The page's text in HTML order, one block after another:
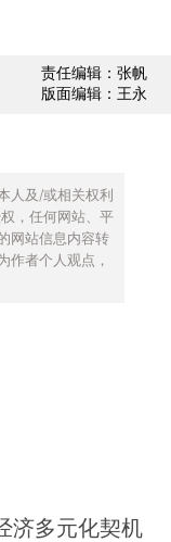
责任编辑：张帆
版面编辑：王永
人及/或相关权利
，任何网站、平
网站信息内容转
作者个人观点，
济多元化契机